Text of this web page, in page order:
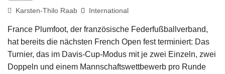
Karsten-Thilo Raab International
France Plumfoot, der französische Federfußballverband,
hat bereits die nächsten French Open fest terminiert: Das
Turnier, das im Davis-Cup-Modus mit je zwei Einzeln, zwei
Doppeln und einem Mannschaftswettbewerb pro Runde